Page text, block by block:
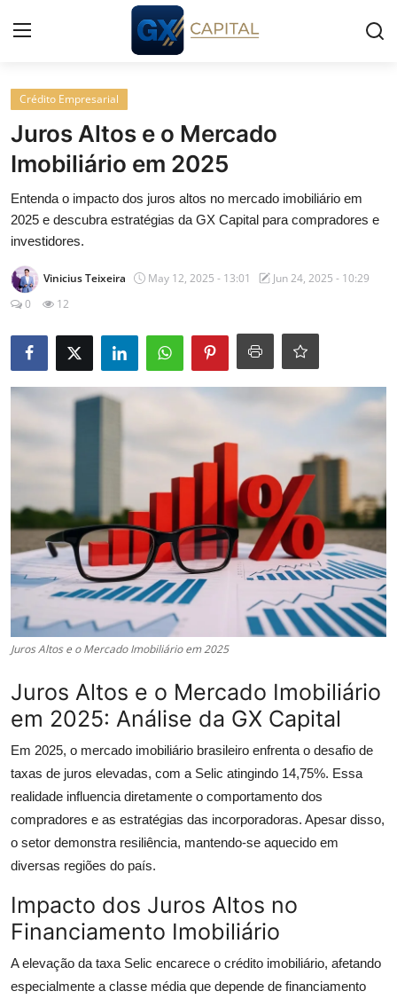
Entrar
Cursos
Simuladores
Wealth
Contato
Radar Econômico
Sobre
GX explica
Seguro de Vida
Motores do Brasil
Crédito Empresarial
Juros Altos e o Mercado
Imobiliário em 2025
Entenda o impacto dos juros altos no mercado imobiliário em
2025 e descubra estratégias da GX Capital para compradores e
investidores.
Vinicius Teixeira May 12, 2025 - 13:01
Jun 24, 2025 - 10:29
0
12
Juros Altos e o Mercado Imobiliário em 2025
Juros Altos e o Mercado Imobiliário
em 2025: Análise da GX Capital
Em 2025, o mercado imobiliário brasileiro enfrenta o desafio de
taxas de juros elevadas, com a Selic atingindo 14,75%. Essa
realidade influencia diretamente o comportamento dos
compradores e as estratégias das incorporadoras. Apesar disso,
o setor demonstra resiliência, mantendo-se aquecido em
diversas regiões do país.
Impacto dos Juros Altos no
Financiamento Imobiliário
A elevação da taxa Selic encarece o crédito imobiliário, afetando
especialmente a classe média que depende de financiamento